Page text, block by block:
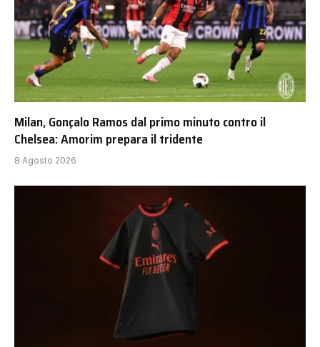
Milan, Gonçalo Ramos dal primo minuto contro il
Chelsea: Amorim prepara il tridente
8 Agosto 2026